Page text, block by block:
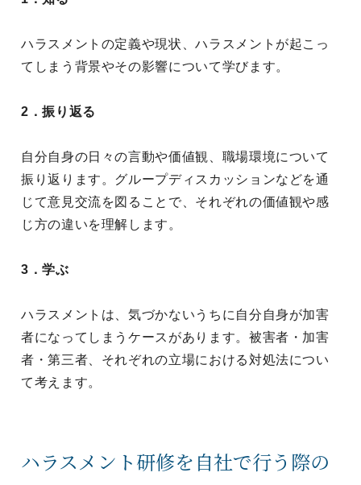
ハラスメントの定義や現状、ハラスメントが起こっ
てしまう背景やその影響について学びます。
2．振り返る
自分自身の日々の言動や価値観、職場環境について
振り返ります。グループディスカッションなどを通
じて意見交流を図ることで、それぞれの価値観や感
じ方の違いを理解します。
3．学ぶ
ハラスメントは、気づかないうちに自分自身が加害
者になってしまうケースがあります。被害者・加害
者・第三者、それぞれの立場における対処法につい
て考えます。
ハラスメント研修を自社で行う際の